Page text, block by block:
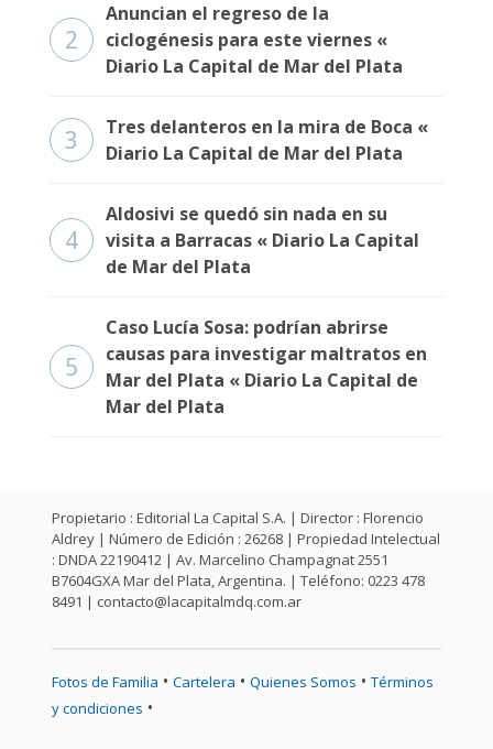
2
Anuncian el regreso de la
ciclogénesis para este viernes «
Diario La Capital de Mar del Plata
3
Tres delanteros en la mira de Boca «
Diario La Capital de Mar del Plata
4
Aldosivi se quedó sin nada en su
visita a Barracas « Diario La Capital
de Mar del Plata
5
Caso Lucía Sosa: podrían abrirse
causas para investigar maltratos en
Mar del Plata « Diario La Capital de
Mar del Plata
Propietario : Editorial La Capital S.A. | Director : Florencio
Aldrey | Número de Edición : 26268 | Propiedad Intelectual
: DNDA 22190412 | Av. Marcelino Champagnat 2551
B7604GXA Mar del Plata, Argentina. | Teléfono: 0223 478
8491 | contacto@lacapitalmdq.com.ar
Fotos de Familia • Cartelera • Quienes Somos • Términos
y condiciones •